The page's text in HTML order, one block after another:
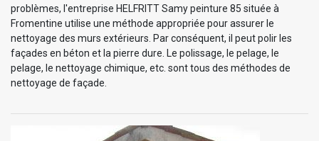
problèmes, l'entreprise HELFRITT Samy peinture 85 située à
Fromentine utilise une méthode appropriée pour assurer le
nettoyage des murs extérieurs. Par conséquent, il peut polir les
façades en béton et la pierre dure. Le polissage, le pelage, le
pelage, le nettoyage chimique, etc. sont tous des méthodes de
nettoyage de façade.